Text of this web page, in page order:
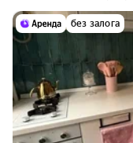
без залога